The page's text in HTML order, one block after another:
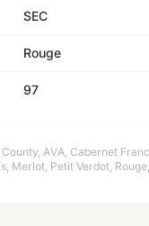
SEC
Rouge
97
, AVA, Cabernet Franc
, Merlot, Petit Verdot, Rouge,